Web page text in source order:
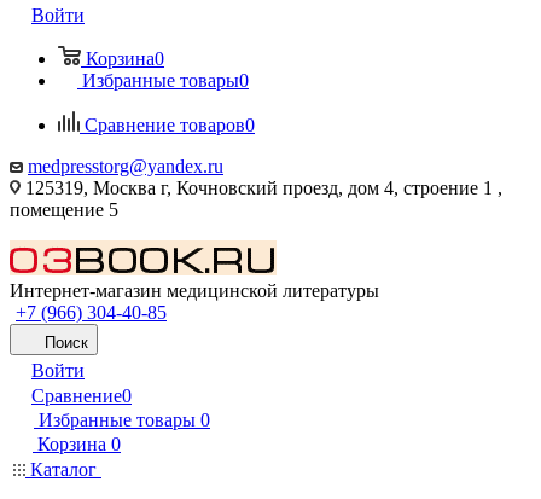
Войти
Корзина0
Избранные товары0
Сравнение товаров0
medpresstorg@yandex.ru
125319, Москва г, Кочновский проезд, дом 4, строение 1 ,
помещение 5
Интернет-магазин медицинской литературы
+7 (966) 304-40-85
Поиск
Войти
Сравнение0
Избранные товары 0
Корзина 0
Каталог